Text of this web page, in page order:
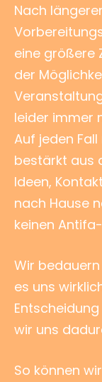
Nach
eine größere
der
leider immer
Auf jeden
bestärkt aus
Ideen,
nach Hause
keinen
Wir
es uns
wir uns
So können